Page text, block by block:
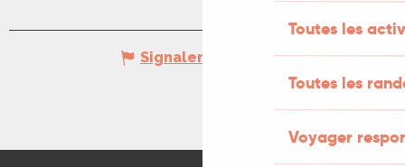
Toutes les
Toutes les
Voyager
Signaler une erreur